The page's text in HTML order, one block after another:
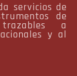
servicios de
de
a
y al